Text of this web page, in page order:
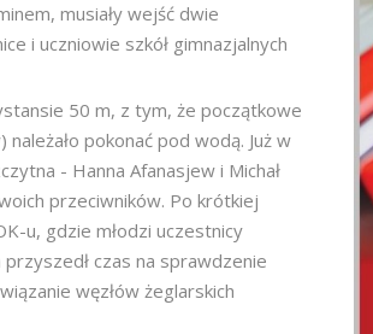
musiały wejść dwie
i uczniowie szkół gimnazjalnych
50 m, z tym, że początkowe
pokonać pod wodą. Już w
- Hanna Afanasjew i Michał
przeciwników. Po krótkiej
u, gdzie młodzi uczestnicy
czas na sprawdzenie
węzłów żeglarskich